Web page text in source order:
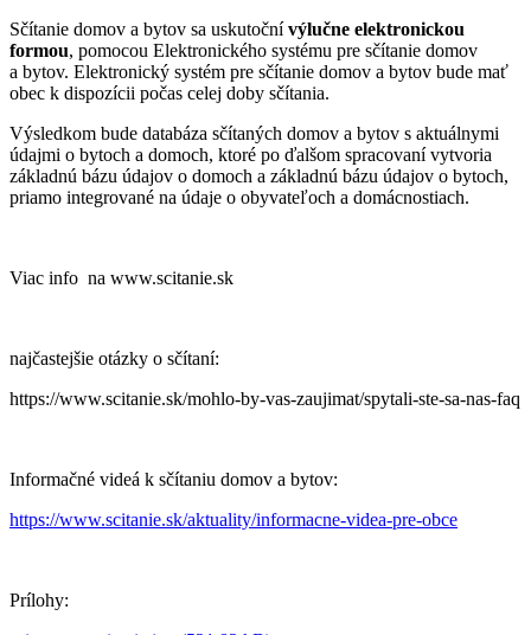
Sčítanie domov a bytov sa uskutočnívýlučne elektronickou
formou, pomocou Elektronického systému pre sčítanie domov
a bytov. Elektronický systém pre sčítanie domov a bytov bude mať
obec k dispozícii počas celej doby sčítania.
Výsledkom bude databáza sčítaných domov a bytov s aktuálnymi
údajmi o bytoch a domoch, ktoré po ďalšom spracovaní vytvoria
základnú bázu údajov o domoch a základnú bázu údajov o bytoch,
priamo integrované na údaje o obyvateľoch a domácnostiach.
Viac info na www.scitanie.sk
najčastejšie otázky o sčítaní:
https://www.scitanie.sk/mohlo-by-vas-zaujimat/spytali-ste-sa-nas-faq
Informačné videá k sčítaniu domov a bytov:
https://www.scitanie.sk/aktuality/informacne-videa-pre-obce
Prílohy: